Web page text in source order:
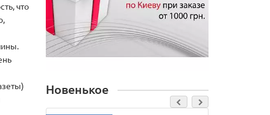
что
Новенькое